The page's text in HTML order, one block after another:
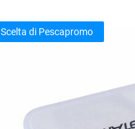
Scelta di Pescapromo